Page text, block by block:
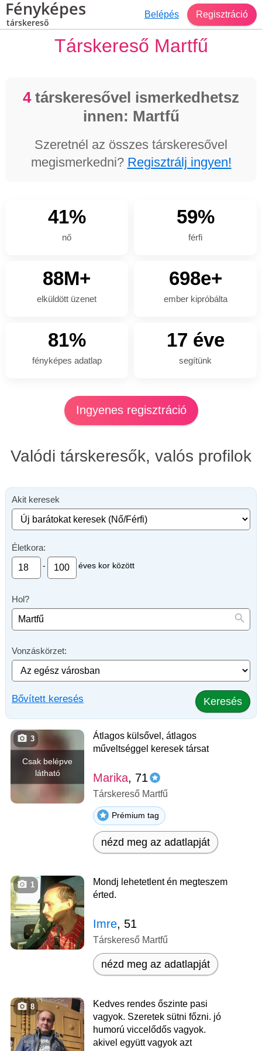
Fényképes
társkereső
Belépés Regisztráció
Társkereső Martfű
4társkeresővel ismerkedhetsz
innen: Martfű
Szeretnél az összes társkeresővel
megismerkedni? Regisztrálj ingyen!
41%
nő
59%
férfi
88M+
elküldött üzenet
698e+
ember kipróbálta
81%
fényképes adatlap
17 éve
segítünk
Ingyenes regisztráció
Valódi társkeresők, valós profilok
Akit keresek
Életkora:
- éves kor között
Hol?
Vonzáskörzet:
Bővített keresés Keresés
Csak belépve
látható
3
Átlagos külsővel, átlagos
műveltséggel keresek társat
Marika, 71
Társkereső Martfű
Prémium tag
nézd meg az adatlapját
1
Mondj lehetetlent én megteszem
érted.
Imre, 51
Társkereső Martfű
nézd meg az adatlapját
8
Kedves rendes őszinte pasi
vagyok. Szeretek sütni főzni. jó
humorú viccelődős vagyok.
akivel együtt vagyok azt